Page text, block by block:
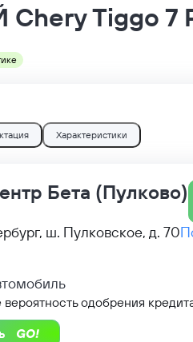
CheryTiggo 7
Характеристики
Бета (Пулково)
ш. Пулковское, д. 70
вероятность одобрения